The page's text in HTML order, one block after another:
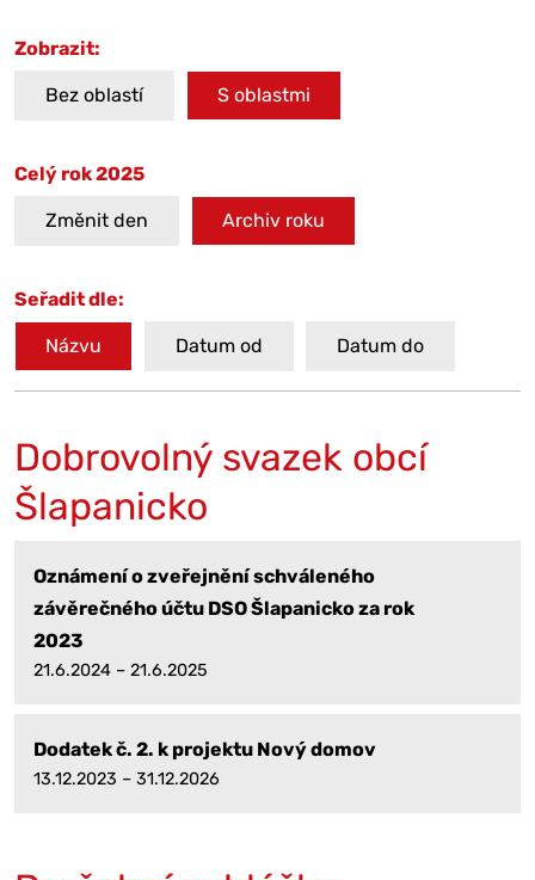
Zobrazit:
Bez oblastí S oblastmi
Celý rok 2025
Změnit den Archiv roku
Seřadit dle:
Názvu Datum od Datum do
Dobrovolný svazek obcí
Šlapanicko
Oznámení o zveřejnění schváleného
závěrečného účtu DSO Šlapanicko za rok
2023
21.6.2024 – 21.6.2025
Dodatek č. 2. k projektu Nový domov
13.12.2023 – 31.12.2026